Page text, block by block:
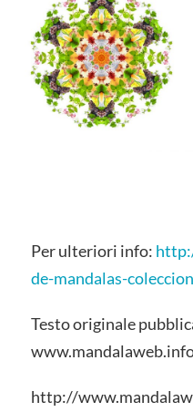
Per ulteriori info:
de-mandalas-
Testo originale
http://